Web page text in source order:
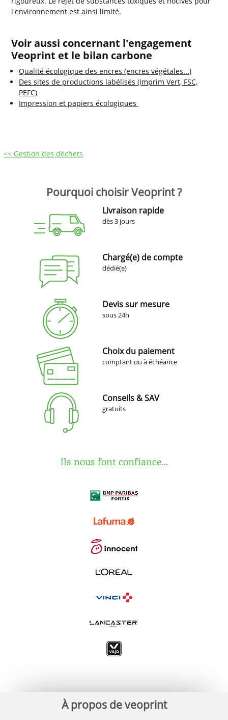
l'environnement est ainsi limité.
Voir aussi concernant l'engagement
Veoprint et le bilan carbone
Qualité écologique des encres (encres végétales...)
Des sites de productions labélisés (Imprim Vert, FSC,
PEFC)
Impression et papiers écologiques
<< Gestion des déchets
Pourquoi choisir Veoprint ?
Livraison rapide
dès 3 jours
Chargé(e) de compte
dédié(e)
Devis sur mesure
sous 24h
Choix du paiement
comptant ou à échéance
Conseils & SAV
gratuits
Ils nous font confiance...
À propos de veoprint